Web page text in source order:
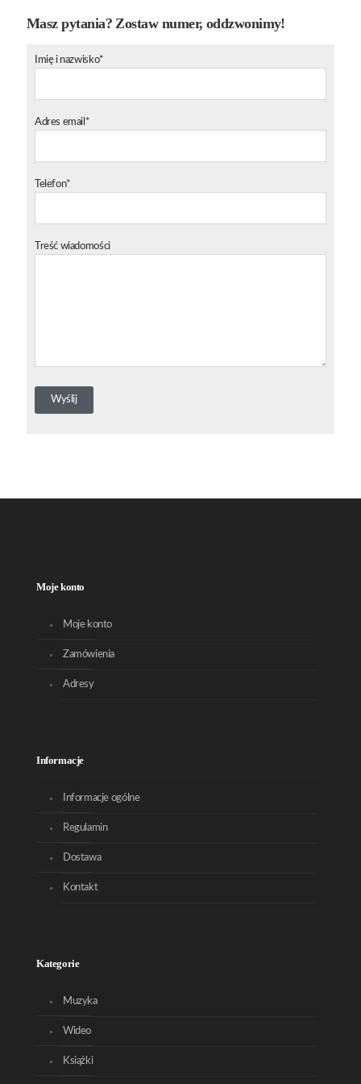
Masz pytania? Zostaw numer, oddzwonimy!
Imię i nazwisko*
Adres email*
Telefon*
Treść wiadomości
Moje konto
Moje konto
Zamówienia
Adresy
Informacje
Informacje ogólne
Regulamin
Dostawa
Kontakt
Kategorie
Muzyka
Wideo
Książki